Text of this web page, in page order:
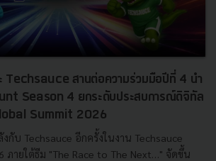
Techsauce สานต่อความร่วมมือปีที่ 4 นำ
Season 4 ยกระดับประสบการณ์ดิจิทัล
Summit 2026
กับ Techsauce อีกครั้งในงาน Techsauce
ภายใต้ธีม "The Race to The Next…" จัดขึ้น